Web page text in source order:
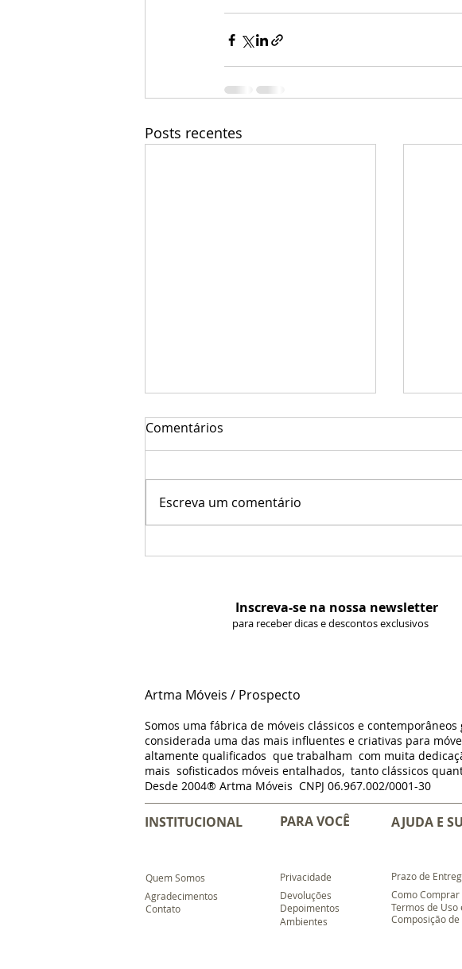
Posts recentes
Os
Os
Comentários
Escreva um comentário
Inscreva-se na nossa newsletter
para receber dicas e descontos exclusivos
Artma Móveis / Prospecto
Somos uma fábrica de móveis clássicos e
considerada uma das mais influentes e criativas para
altamente qualificados que trabalham com muita
mais sofisticados móveis entalhados, tanto clássicos
Desde 2004® Artma Móveis CNPJ 06.967.002/0001-30
INSTITUCIONAL
Quem Somos
Agradecimentos
Contato
PARA VOCÊ
Privacidade
Devoluções
Depoimentos
Ambientes
AJUDA E
Prazo de
Como Comprar
Termos de Uso
Composição